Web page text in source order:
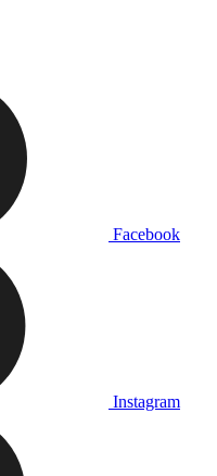
Facebook
Instagram